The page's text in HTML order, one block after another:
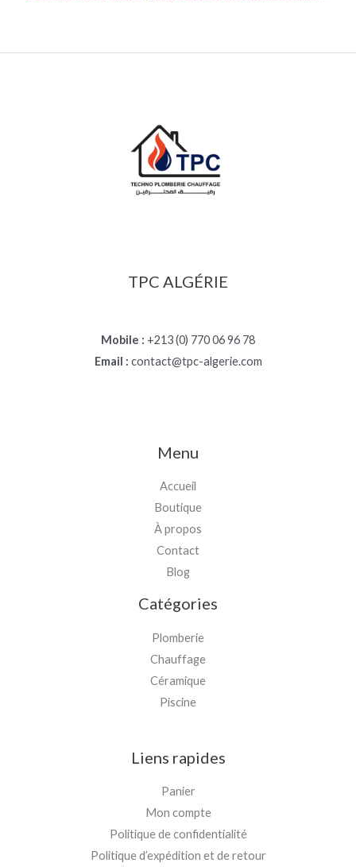
TPC ALGÉRIE
Mobile : +213 (0) 770 06 96 78
Email : contact@tpc-algerie.com
Menu
Accueil
Boutique
À propos
Contact
Blog
Catégories
Plomberie
Chauffage
Céramique
Piscine
Liens rapides
Panier
Mon compte
Politique de confidentialité
Politique d’expédition et de retour